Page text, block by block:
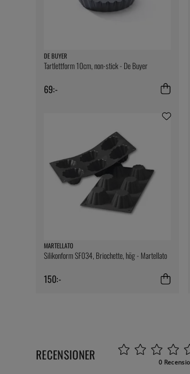
DE BUYER
Tartlettform 10cm, non-stick - De Buyer
69:-
MARTELLATO
Silikonform SF034, Briochette, hög - Martellato
150:-
RECENSIONER 0